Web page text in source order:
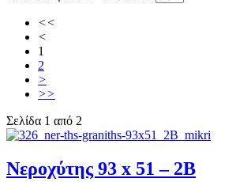
<<
<
1
2
>
>>
Σελίδα 1 από 2
Νεροχύτης 93 x 51 – 2B